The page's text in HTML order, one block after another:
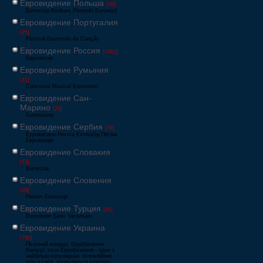
Евровидение Польша [36]
Eurowizja Konkurs Piosenki Eurowizji
Евровидение Португалия
[25]
Festival Eurovisão da Canção
Евровидение Россия [1062]
Европесня
Евровидение Румыния
[41]
Concursul Muzical Eurovision
Евровидение Сан-
Марино [23]
Eurovisione
Евровидение Сербия [39]
Еуровисион Pesma Evrovizije Песма
Евровизије
Евровидение Словакия
[13]
Eurovízia
Евровидение Словения
[26]
Pesem Evrovizije
Евровидение Турция [66]
Eurovision Şarkı Yarışması
Евровидение Украина
[796]
Пісенний конкурс Євробачення
Конкурс пісні Євробачення - одне з
найбільш популярних телевізійних
шоу в світі, проводиться щорічно,